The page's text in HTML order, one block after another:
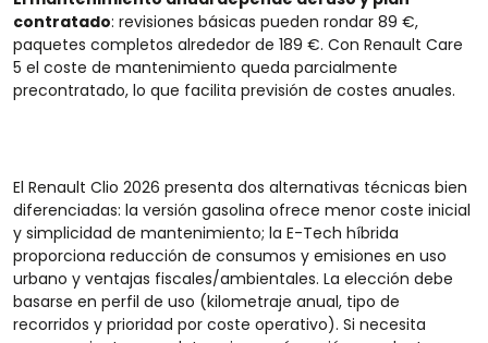
contratado: revisiones básicas pueden rondar 89 €,
paquetes completos alrededor de 189 €. Con Renault Care
5 el coste de mantenimiento queda parcialmente
precontratado, lo que facilita previsión de costes anuales.
El Renault Clio 2026 presenta dos alternativas técnicas bien
diferenciadas: la versión gasolina ofrece menor coste inicial
y simplicidad de mantenimiento; la E-Tech híbrida
proporciona reducción de consumos y emisiones en uso
urbano y ventajas fiscales/ambientales. La elección debe
basarse en perfil de uso (kilometraje anual, tipo de
recorridos y prioridad por coste operativo). Si necesita